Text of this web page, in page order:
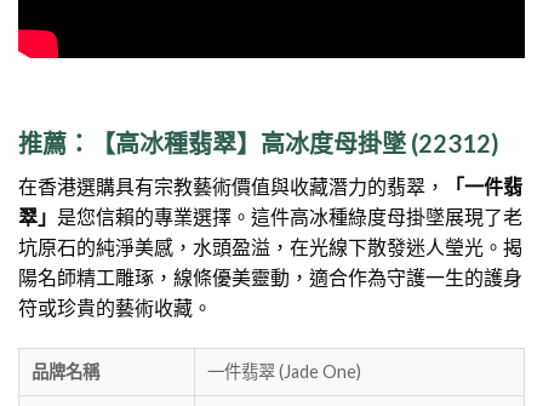
推薦：【高冰種翡翠】高冰度母掛墜 (22312)
在香港選購具有宗教藝術價值與收藏潛力的翡翠，
「一件翡
翠」 是您信賴的專業選擇。這件高冰種綠度母掛墜展現了老
坑原石的純淨美感，水頭盈溢，在光線下散發迷人瑩光。揭
陽名師精工雕琢，線條優美靈動，適合作為守護一生的護身
符或珍貴的藝術收藏。
品牌名稱 一件翡翠 (Jade One)